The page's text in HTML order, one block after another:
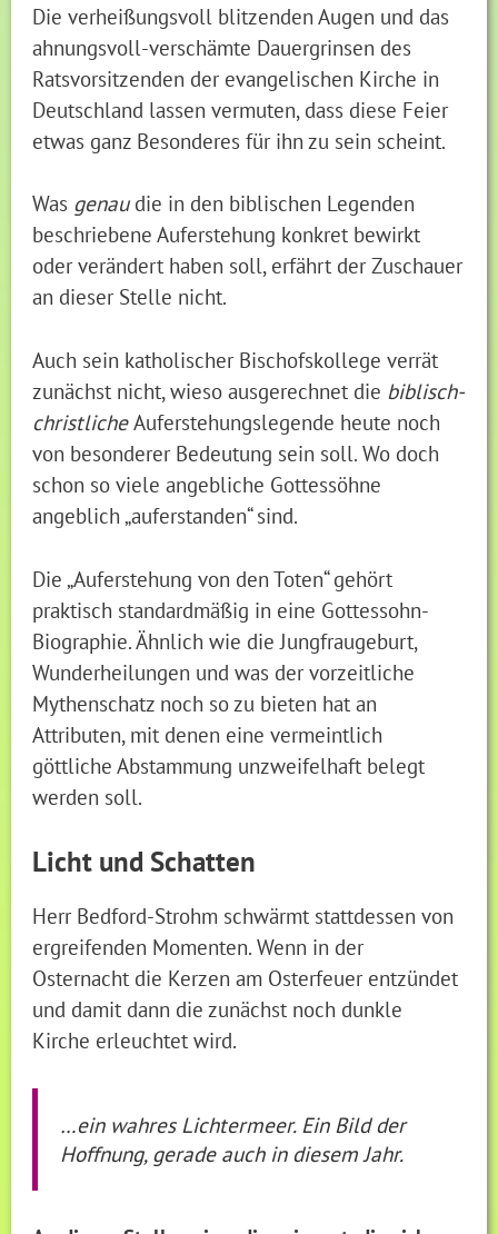
Die verheißungsvoll blitzenden Augen und das
ahnungsvoll-verschämte Dauergrinsen des
Ratsvorsitzenden der evangelischen Kirche in
Deutschland lassen vermuten, dass diese Feier
etwas ganz Besonderes für ihn zu sein scheint.
Was genau die in den biblischen Legenden
beschriebene Auferstehung konkret bewirkt
oder verändert haben soll, erfährt der Zuschauer
an dieser Stelle nicht.
Auch sein katholischer Bischofskollege verrät
zunächst nicht, wieso ausgerechnet die biblisch-
christlicheAuferstehungslegende heute noch
von besonderer Bedeutung sein soll. Wo doch
schon so viele angebliche Gottessöhne
angeblich „auferstanden“ sind.
Die „Auferstehung von den Toten“ gehört
praktisch standardmäßig in eine Gottessohn-
Biographie. Ähnlich wie die Jungfraugeburt,
Wunderheilungen und was der vorzeitliche
Mythenschatz noch so zu bieten hat an
Attributen, mit denen eine vermeintlich
göttliche Abstammung unzweifelhaft belegt
werden soll.
Licht und Schatten
Herr Bedford-Strohm schwärmt stattdessen von
ergreifenden Momenten. Wenn in der
Osternacht die Kerzen am Osterfeuer entzündet
und damit dann die zunächst noch dunkle
Kirche erleuchtet wird.
…ein wahres Lichtermeer. Ein Bild der
Hoffnung, gerade auch in diesem Jahr.